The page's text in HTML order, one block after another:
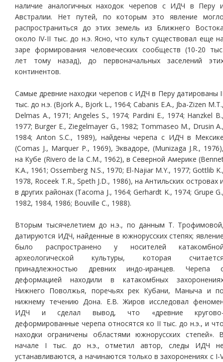
наличие аналогичных находок черепов с ИДЧ в Перу
Австралии. Нет путей, по которым это явление
распространиться до этих земель из Ближнего
около IV-II тыс. до н.э. Ясно, что культ существовал еще
заре формирования человеческих сообществ (10-20
лет тому назад), до первоначальных заселений
континентов.
Самые древние находки черепов с ИДЧ в Перу датированы
тыс. до н.э. (Bjork A., Bjork L., 1964; Cabanis E.A., Jba-Zizen
Delmas A., 1971; Angeles S., 1974; Pardini E., 1974; Hanzkel
1977; Burger E., Ziegelmayer G., 1982; Tommaseo M., Drusin
1984; Anton S.C., 1989), найдены черепа с ИДЧ в
(Comas J., Marquer P., 1969), Эквадоре, (Munizaga J.R.,
на Кубе (Rivero de la C.M., 1962), в Северной Америке
K.A., 1961; Ossemberg N.S., 1970; El-Najiar M.Y., 1977; Gottlib
1978, Roceek T.R., Speth J.D., 1986), на Антильских островах
в других районах (Tacoma J., 1964; Gerhardt K., 1974; Grupe
1982, 1984, 1986; Bouville C., 1988).
Вторым тысячелетием до н.э., по данным Т.
датируются ИДЧ, найденные в южнорусских степях;
было распространено у носителей
археологической культуры, которая
принадлежностью древних индо-иранцев. Черепа
деформацией находили в катакомбных
Нижнего Поволжья, поречьях рек Кубани, Маныча и
нижнему течению Дона. Е.В. Жиров исследовал
ИДЧ и сделал вывод, что «древние
деформированные черепа относятся ко II тыс. до н.э., и
находки ограничены областями южнорусских степей».
начале I тыс. до н.э., отметил автор, следы ИДЧ
устанавливаются, а начинаются только в захоронениях с I-